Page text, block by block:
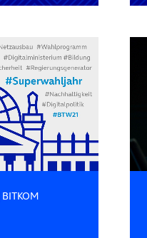
BITKOM